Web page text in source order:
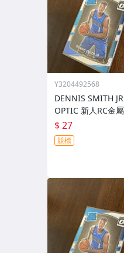
Y3204492568
DENNIS SMITH JR 17-18
OPTIC 新人RC金屬卡 前後
圖
$ 27
競標